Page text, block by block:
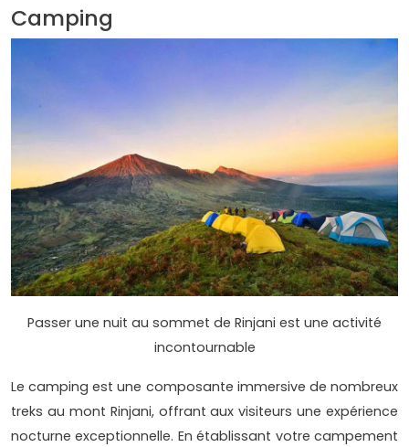
Camping
Passer une nuit au sommet de Rinjani est une activité
incontournable
Le camping est une composante immersive de nombreux
treks au mont Rinjani, offrant aux visiteurs une expérience
nocturne exceptionnelle. En établissant votre campement